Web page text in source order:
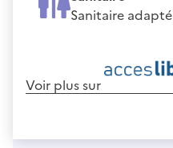
Sanitaire adapté
Voir plus sur